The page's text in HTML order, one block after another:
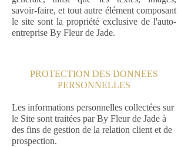
savoir-faire, et tout autre élément composant
le site sont la propriété exclusive de l'auto-
entreprise By Fleur de Jade.
PROTECTION DES DONNEES
PERSONNELLES
Les informations personnelles collectées sur
le Site sont traitées par By Fleur de Jade à
des fins de gestion de la relation client et de
prospection.